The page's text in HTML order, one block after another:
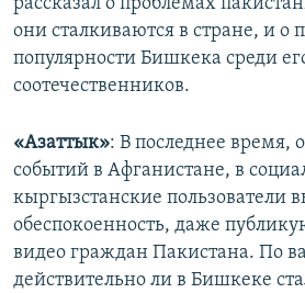
рассказал о проблемах
они сталкиваются в стране, и о
популярности Бишкека среди
соотечественников.
«Азаттык»: В последнее время,
событий в Афганистане, в
кыргызстанские пользователи
обеспокоенность, даже
видео граждан Пакистана. По
действительно ли в Бишкеке